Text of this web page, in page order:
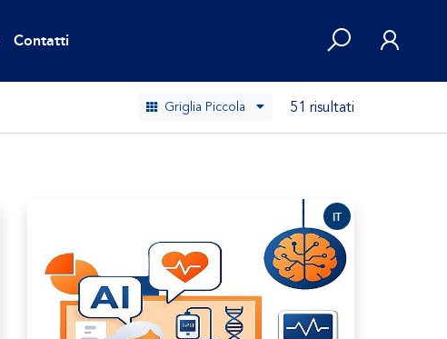
Contatti
Griglia Piccola 51 risultati
IT